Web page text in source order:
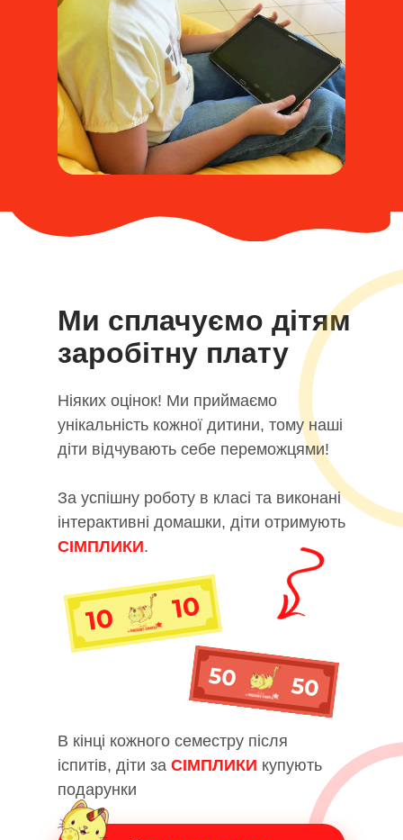
Ми сплачуємо дітям
заробітну плату
Ніяких оцінок! Ми приймаємо
унікальність кожної дитини, тому наші
діти відчувають себе переможцями!
За успішну роботу в класі та виконані
інтерактивні домашки, діти отримують
СІМПЛИКИ.
В кінці кожного семестру після
іспитів, діти за СІМПЛИКИ купують
подарунки